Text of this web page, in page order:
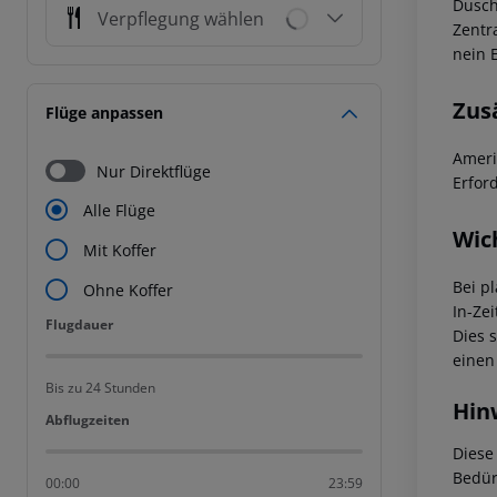
Verpflegung wählen
Flüge anpassen
Nur Direktflüge
Alle Flüge
Mit Koffer
Ohne Koffer
Flugdauer
Flugdauer
Bis zu 24 Stunden
Abflugzeiten
Abflugzeiten
00:00 23:59
nein
Bei
In-
Dies